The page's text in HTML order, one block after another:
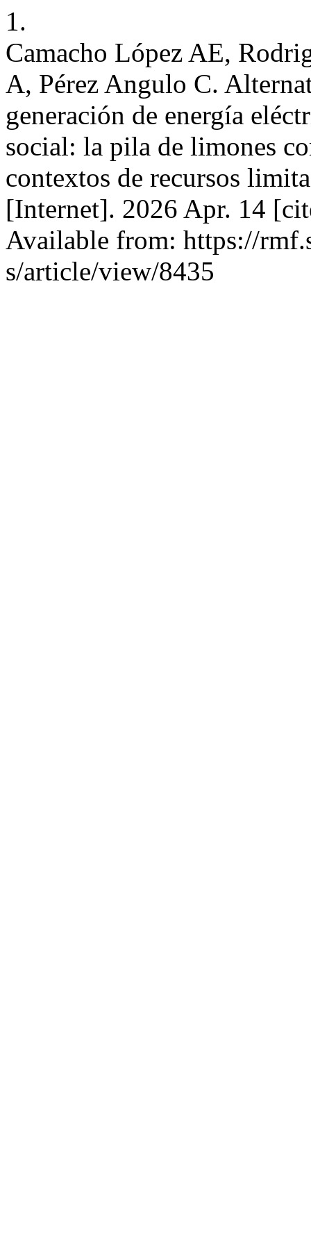
1.
Camacho López AE,
A, Pérez Angulo C.
generación de energía
social: la pila de limones
contextos de recursos
[Internet]. 2026 Apr. 14
Available from: https://
s/article/view/8435